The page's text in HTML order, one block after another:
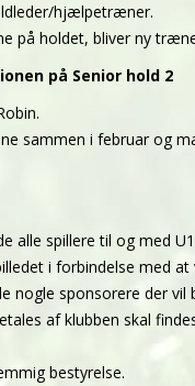
hjælpetræner.
på holdet, bliver ny
på Senior hold 2
sammen i februar og
alle spillere til og med
i forbindelse med
nogle sponsorere der vil
af klubben skal
bestyrelse.